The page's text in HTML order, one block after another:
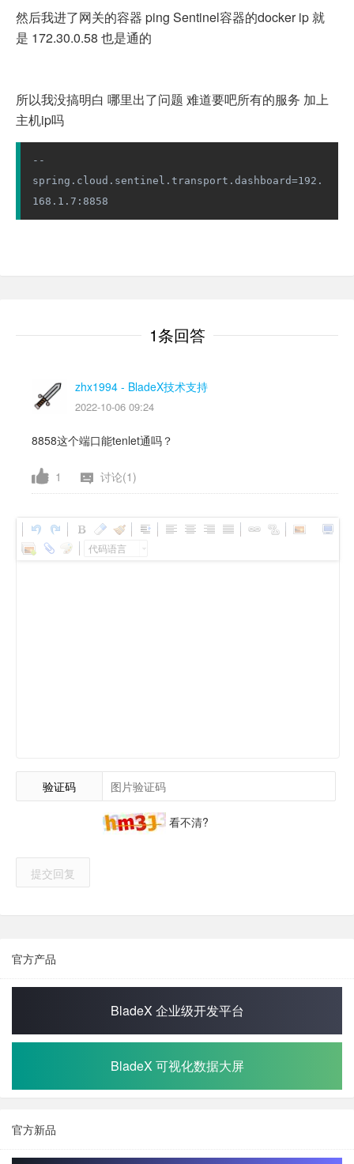
然后我进了网关的容器 ping Sentinel容器的docker ip 就
是 172.30.0.58 也是通的
所以我没搞明白 哪里出了问题 难道要吧所有的服务 加上
主机ip吗
--
spring.cloud.sentinel.transport.dashboard=192.
168.1.7:8858
1条回答
zhx1994 - BladeX技术支持
2022-10-06 09:24
8858这个端口能tenlet通吗？
1 讨论(1)
代码语言
验证码
看不清?
提交回复
官方产品
BladeX 企业级开发平台
BladeX 可视化数据大屏
官方新品